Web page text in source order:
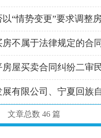
“情势变更”要求调整
不属于法律规定的合
屋买卖合同纠纷二审
有限公司、宁夏回族
文章总数 46 篇